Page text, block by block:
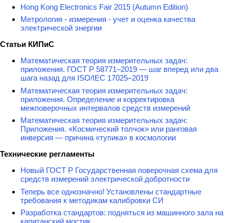
Hong Kong Electronics Fair 2015 (Autumn Edition)
Метрология - измерения - учет и оценка качества
электрической энергии
Статьи КИПиС
Математическая теория измерительных задач:
приложения. ГОСТ Р 58771–2019 — шаг вперед или два
шага назад для ISO/IEC 17025–2019
Математическая теория измерительных задач:
приложения. Определение и корректировка
межповерочных интервалов средств измерений
Математическая теория измерительных задач:
Приложения. «Космический толчок» или ранговая
инверсия — причина «тупика» в космологии
Технические регламенты
Новый ГОСТ Р Государственная поверочная схема для
средств измерений электрической добротности
Теперь все однозначно! Установлены стандартные
требования к методикам калибровки СИ
Разработка стандартов: подняться из машинного зала на
капитанский мостик